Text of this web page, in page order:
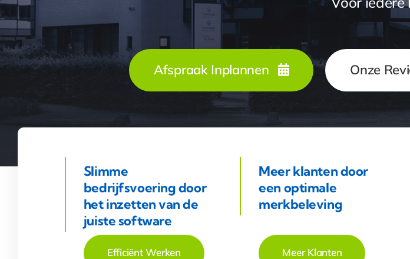
Afspraak Inplannen Onze
Slimme
bedrijfsvoering door
het inzetten van de
juiste software
Meer klanten door
een optimale
merkbeleving
Efficiënt Werken Meer Klanten